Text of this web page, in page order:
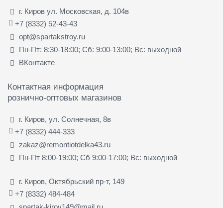
г. Киров ул. Московская, д. 104в
+7 (8332) 52-43-43
opt@spartakstroy.ru
Пн-Пт: 8:30-18:00; Сб: 9:00-13:00; Вс: выходной
ВКонтакте
Контактная информация
рознично-оптовых магазинов
г. Киров, ул. Солнечная, 8в
+7 (8332) 444-333
zakaz@remontiotdelka43.ru
Пн-Пт 8:00-19:00; Сб 9:00-17:00; Вс: выходной
г. Киров, Октябрьский пр-т, 149
+7 (8332) 484-484